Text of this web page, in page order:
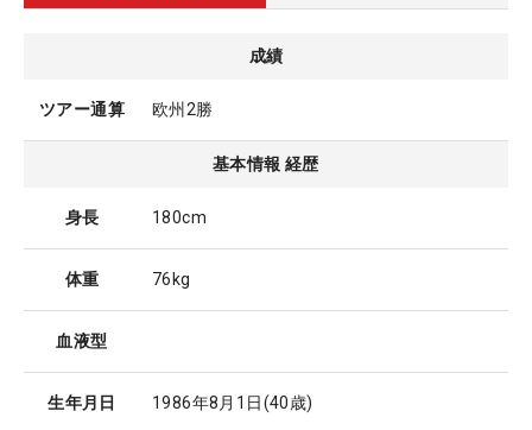
成績
ツアー通算 欧州2勝
基本情報 経歴
身長 180cm
体重 76kg
血液型
生年月日 1986年8月1日(40歳)